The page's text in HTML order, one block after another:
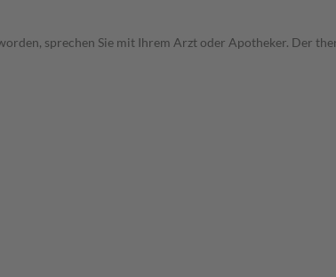
sprechen Sie mit Ihrem Arzt oder Apotheker. Der